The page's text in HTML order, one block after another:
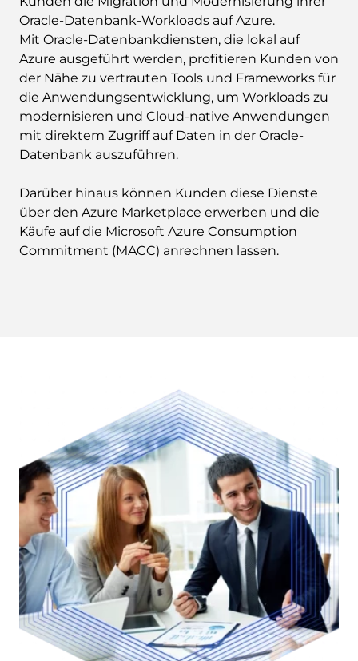
Oracle-Datenbank-Workloads auf Azure.
Mit Oracle-Datenbankdiensten, die lokal auf
Azure ausgeführt werden, profitieren Kunden von
der Nähe zu vertrauten Tools und Frameworks für
die Anwendungsentwicklung, um Workloads zu
modernisieren und Cloud-native Anwendungen
mit direktem Zugriff auf Daten in der Oracle-
Datenbank auszuführen.
Darüber hinaus können Kunden diese Dienste
über den Azure Marketplace erwerben und die
Käufe auf die Microsoft Azure Consumption
Commitment (MACC) anrechnen lassen.